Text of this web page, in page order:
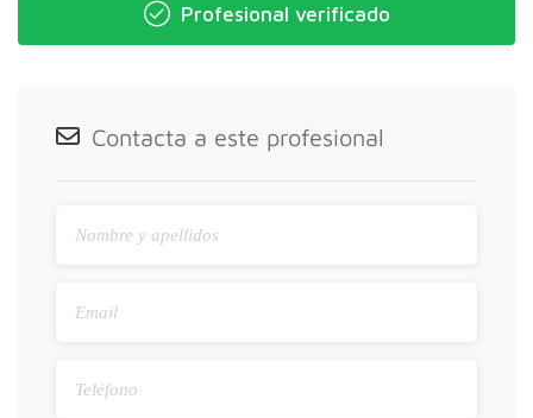
Profesional verificado
Contacta a este profesional